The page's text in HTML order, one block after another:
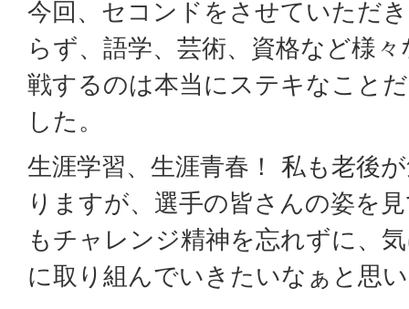
今回、セコンドをさせていただ
らず、語学、芸術、資格など様
戦するのは本当にステキなこと
した。
生涯学習、生涯青春！ 私も老後
りますが、選手の皆さんの姿を
もチャレンジ精神を忘れずに、
に取り組んでいきたいなぁと思